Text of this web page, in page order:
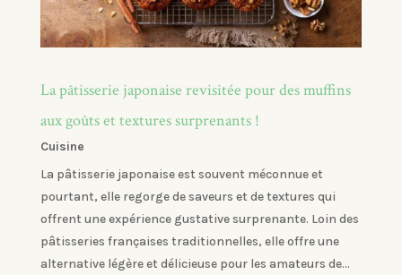
La pâtisserie japonaise revisitée pour des muffins
aux goûts et textures surprenants !
Cuisine
La pâtisserie japonaise est souvent méconnue et
pourtant, elle regorge de saveurs et de textures qui
offrent une expérience gustative surprenante. Loin des
pâtisseries françaises traditionnelles, elle offre une
alternative légère et délicieuse pour les amateurs de...